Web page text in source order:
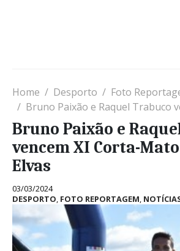
Home Desporto Foto
Bruno Paixão e Raquel Trabuco vencem XI
Bruno Paixão e
vencem XI Corta-
Elvas
03/03/2024
DESPORTO, FOTO REPORTAGEM,